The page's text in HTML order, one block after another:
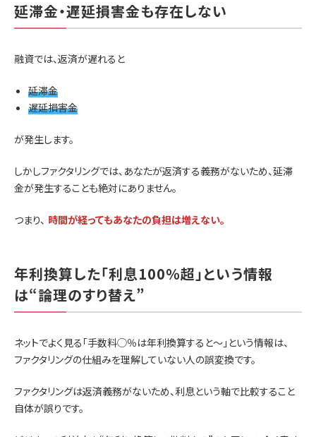
延滞金・遅延損害金も存在しない
融資では、返済が遅れると
延滞金
遅延損害金
が発生します。
しかしファクタリングでは、あなたが返済する義務がないため、延滞
金が発生することも絶対にありません。
つまり、 時間が経ってもあなたの負担は増えない。
年利換算した「利息100％超」という情報
は“論理のすり替え”
ネットでよく見る「手数料◯％は年利換算すると〜」という情報は、
ファクタリングの仕組みを理解していない人の誤変換です。
ファクタリングは返済義務がないため、利息という軸で比較すること
自体が誤りです。